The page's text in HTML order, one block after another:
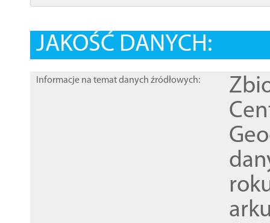
JAKOŚĆ DANYCH:
Informacje na temat danych źródłowych: